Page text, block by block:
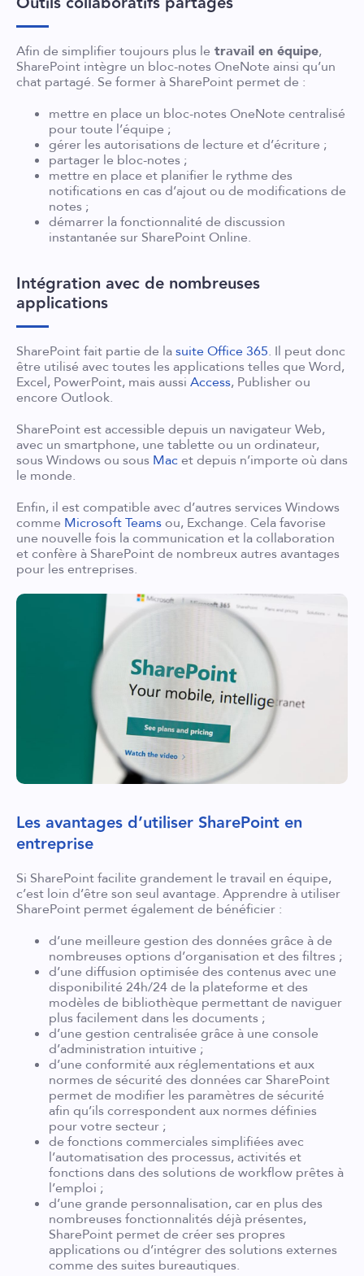
Afin de simplifier toujours plus le travail en équipe,
SharePoint intègre un bloc-notes OneNote ainsi qu’un
chat partagé. Se former à SharePoint permet de :
mettre en place un bloc-notes OneNote centralisé
pour toute l’équipe ;
gérer les autorisations de lecture et d’écriture ;
partager le bloc-notes ;
mettre en place et planifier le rythme des
notifications en cas d’ajout ou de modifications de
notes ;
démarrer la fonctionnalité de discussion
instantanée sur SharePoint Online.
Intégration avec de nombreuses
applications
SharePoint fait partie de lasuite Office 365. Il peut donc
être utilisé avec toutes les applications telles que Word,
Excel, PowerPoint, mais aussi Access, Publisher ou
encore Outlook.
SharePoint est accessible depuis un navigateur Web,
avec un smartphone, une tablette ou un ordinateur,
sous Windows ou sous Macet depuis n’importe où dans
le monde.
Enfin, il est compatible avec d’autres services Windows
comme Microsoft Teamsou, Exchange. Cela favorise
une nouvelle fois la communication et la collaboration
et confère à SharePoint de nombreux autres avantages
pour les entreprises.
Les avantages d’utiliser SharePoint en
entreprise
Si SharePoint facilite grandement le travail en équipe,
c’est loin d’être son seul avantage. Apprendre à utiliser
SharePoint permet également de bénéficier :
d’une meilleure gestion des données grâce à de
nombreuses options d’organisation et des filtres ;
d’une diffusion optimisée des contenus avec une
disponibilité 24h/24 de la plateforme et des
modèles de bibliothèque permettant de naviguer
plus facilement dans les documents ;
d’une gestion centralisée grâce à une console
d’administration intuitive ;
d’une conformité aux réglementations et aux
normes de sécurité des données car SharePoint
permet de modifier les paramètres de sécurité
afin qu’ils correspondent aux normes définies
pour votre secteur ;
de fonctions commerciales simplifiées avec
l’automatisation des processus, activités et
fonctions dans des solutions de workflow prêtes à
l’emploi ;
d’une grande personnalisation, car en plus des
nombreuses fonctionnalités déjà présentes,
SharePoint permet de créer ses propres
applications ou d’intégrer des solutions externes
comme des suites bureautiques.